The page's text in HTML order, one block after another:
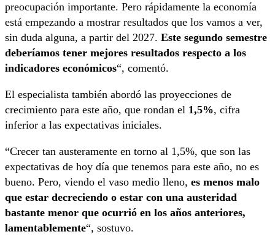
preocupación importante. Pero rápidamente la economía
está empezando a mostrar resultados que los vamos a ver,
sin duda alguna, a partir del 2027. Este segundo semestre
deberíamos tener mejores resultados respecto a los
indicadores económicos“, comentó.
El especialista también abordó las proyecciones de
crecimiento para este año, que rondan el 1,5%, cifra
inferior a las expectativas iniciales.
“Crecer tan austeramente en torno al 1,5%, que son las
expectativas de hoy día que tenemos para este año, no es
bueno. Pero, viendo el vaso medio lleno, es menos malo
que estar decreciendo o estar con una austeridad
bastante menor que ocurrió en los años anteriores,
lamentablemente“, sostuvo.